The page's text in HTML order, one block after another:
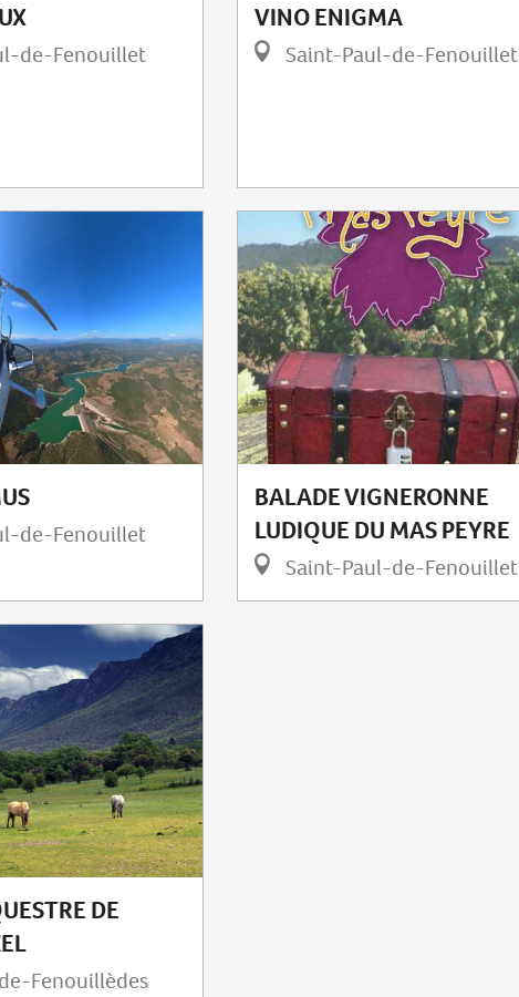
de-Fenouillet
VINO ENIGMA
Saint-Paul-de-Fenouillet
de-Fenouillet
BALADE VIGNERONNE
LUDIQUE DU MAS PEYRE
Saint-Paul-de-Fenouillet
DE
Fenouillèdes